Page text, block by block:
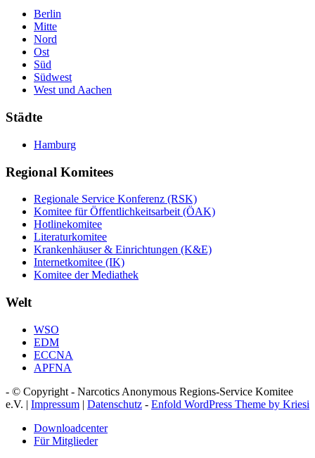
Berlin
Mitte
Nord
Ost
Süd
Südwest
West und Aachen
Städte
Hamburg
Regional Komitees
Regionale Service Konferenz (RSK)
Komitee für Öffentlichkeitsarbeit (ÖAK)
Hotlinekomitee
Literaturkomitee
Krankenhäuser & Einrichtungen (K&E)
Internetkomitee (IK)
Komitee der Mediathek
Welt
WSO
EDM
ECCNA
APFNA
- © Copyright - Narcotics Anonymous Regions-Service Komitee
e.V. | Impressum | Datenschutz - Enfold WordPress Theme by Kriesi
Downloadcenter
Für Mitglieder